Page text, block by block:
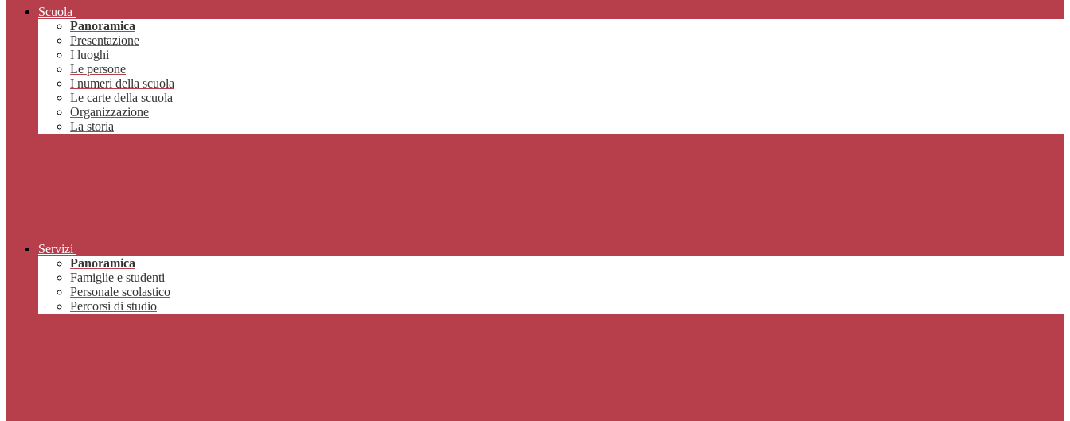
Scuola
Panoramica
Presentazione
I luoghi
Le persone
I numeri della scuola
Le carte della scuola
Organizzazione
La storia
Servizi
Panoramica
Famiglie e studenti
Personale scolastico
Percorsi di studio